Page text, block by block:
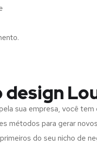
sua empresa, você tem
métodos para gerar
do seu nicho de